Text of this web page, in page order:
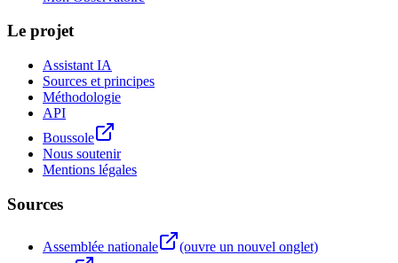
Le projet
Assistant IA
Sources et principes
Méthodologie
API
Boussole
Nous soutenir
Mentions légales
Sources
Assemblée nationale
(ouvre un nouvel onglet)